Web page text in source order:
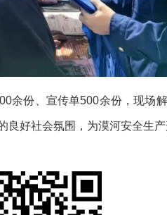
余份、宣传单500余份，现场
好社会氛围，为漠河安全生产